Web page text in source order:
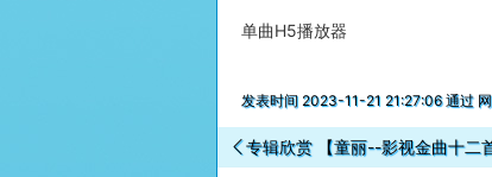
单曲H5播放器
发表时间 2023-11-21 21:27:06 通过
专辑欣赏 【童丽--影视金曲十二